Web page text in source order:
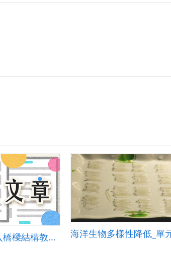
遊戲式學習融入橋樑結構教學之應用